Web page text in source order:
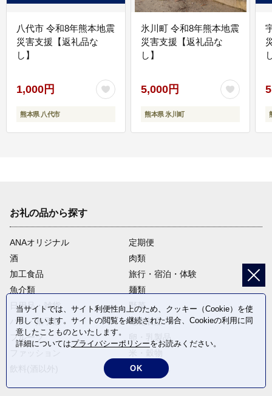
八代市 令和8年熊本地震
災害支援【返礼品な
し】
1,000円
熊本県 八代市
氷川町 令和8年熊本地震
災害支援【返礼品な
し】
5,000円
熊本県 氷川町
お礼の品から探す
ANAオリジナル
定期便
酒
肉類
加工食品
旅行・宿泊・体験
魚介類
麺類
日用品・雑貨
野菜
パン・菓子類
電化製品
フルーツ
返礼品なし
当サイトでは、サイト利便性向上のため、クッキー（Cookie）を使
用しています。サイトの閲覧を継続された場合、Cookieの利用に同
意したことものといたします。
詳細についてはプライバシーポリシーをお読みください。
OK